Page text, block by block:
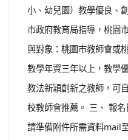
小、幼兒園）教學優良、
市政府教育局指導，桃園
與對象：桃園市教師會或
教學年資三年以上，教學
教法新穎創新之教師，可
校教師會推薦。 三、 報
請準備附件所需資料mail